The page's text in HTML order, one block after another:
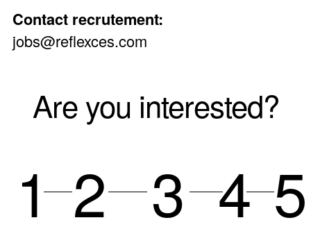
Contact recrutement:
jobs@reflexces.com
Are you interested?
1 2 3 4 5